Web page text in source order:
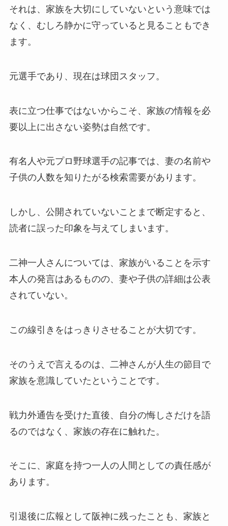
それは、家族を大切にしていないという意味では
なく、むしろ静かに守っていると見ることもでき
ます。
元選手であり、現在は球団スタッフ。
表に立つ仕事ではないからこそ、家族の情報を必
要以上に出さない姿勢は自然です。
有名人や元プロ野球選手の記事では、妻の名前や
子供の人数を知りたがる検索需要があります。
しかし、公開されていないことまで断定すると、
読者に誤った印象を与えてしまいます。
二神一人さんについては、家族がいることを示す
本人の発言はあるものの、妻や子供の詳細は公表
されていない。
この線引きをはっきりさせることが大切です。
そのうえで言えるのは、二神さんが人生の節目で
家族を意識していたということです。
戦力外通告を受けた直後、自分の悔しさだけを語
るのではなく、家族の存在に触れた。
そこに、家庭を持つ一人の人間としての責任感が
あります。
引退後に広報として阪神に残ったことも、家族と